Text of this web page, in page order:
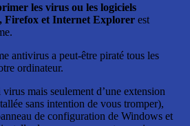
les virus ou les logiciels
Firefox et Internet Explorer est
antivirus a peut-être piraté tous les
ordinateur.
virus mais seulement d’une extension
sans intention de vous tromper),
de configuration de Windows et